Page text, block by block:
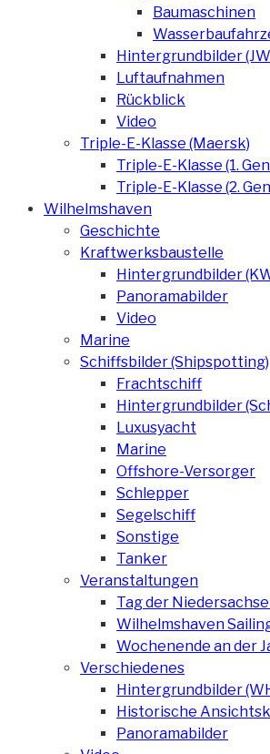
Baumaschinen
Hintergrundbilder
Luftaufnahmen
Rückblick
Video
Triple-E-Klasse (Maersk)
Triple-E-Klasse (1.
Triple-E-Klasse (2.
Wilhelmshaven
Geschichte
Kraftwerksbaustelle
Hintergrundbilder
Panoramabilder
Video
Marine
Schiffsbilder (Shipspotting)
Frachtschiff
Hintergrundbilder
Luxusyacht
Marine
Offshore-Versorger
Schlepper
Segelschiff
Sonstige
Tanker
Veranstaltungen
Tag der
Wilhelmshaven
Wochenende an der
Verschiedenes
Hintergrundbilder
Historische
Panoramabilder